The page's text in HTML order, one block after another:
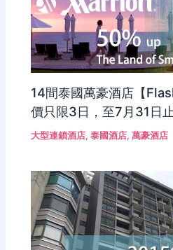
14間泰國萬豪酒店【
價只限3日，至7月31日止
大型連鎖酒店,泰國酒店,萬豪酒店